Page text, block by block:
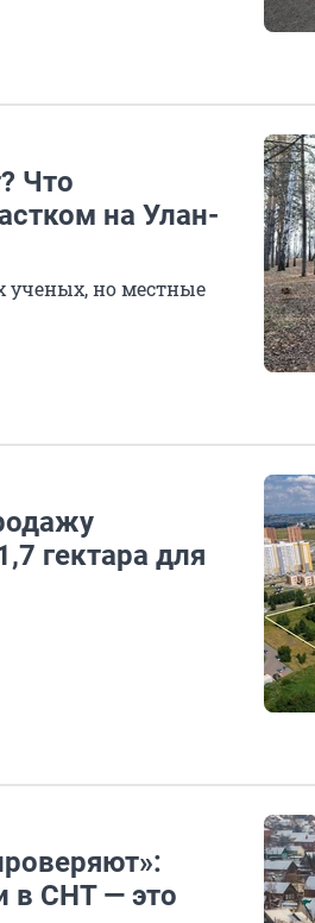
Что
на Улан-
ученых, но местные
гектара для
в СНТ — это